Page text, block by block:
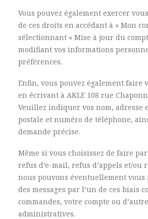
Vous pouvez également exercer
de ces droits en accédant à « Mon
sélectionnant « Mise à jour du
modifiant vos informations
préférences.
Enfin, vous pouvez également faire
en écrivant à AKLE 108 rue
Veuillez indiquer vos nom, adresse
postale et numéro de téléphone,
demande précise.
Même si vous choisissez de faire
refus d’e-mail, refus d’appels et/ou
nous pouvons éventuellement
des messages par l’un de ces biais
commandes, votre compte ou
administratives.